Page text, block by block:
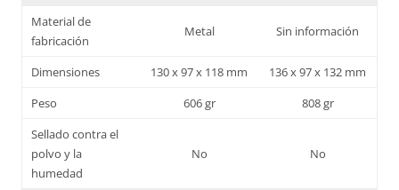
Material de
fabricación
Metal Sin información
Dimensiones 130 x 97 x 118 mm
136 x 97 x 132 mm
Peso
606 gr
808 gr
Sellado contra el
polvo y la
humedad
No No